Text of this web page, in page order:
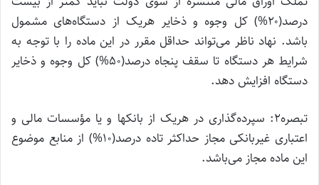
درصد(۲۰%) کل وجوه و ذخایر هریک از دستگاه‌های مشمول
باشد. نهاد ناظر می‌تواند حداقل مقرر در این ماده را با توجه به
شرایط هر دستگاه تا سقف پنجاه درصد(۵۰%) کل وجوه و ذخایر
دستگاه افزایش دهد.
تبصره۲: سپرده‌گذاری در هریک از بانکها و یا مؤسسات مالی و
اعتباری غیربانکی مجاز حداکثر تاده درصد(۱۰%) از منابع موضوع
این ماده مجاز می‌باشد.